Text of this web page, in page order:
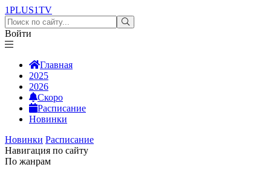
1PLUS1TV
Войти
Главная
2025
2026
Скоро
Расписание
Новинки
Новинки Расписание
Навигация по сайту
По жанрам